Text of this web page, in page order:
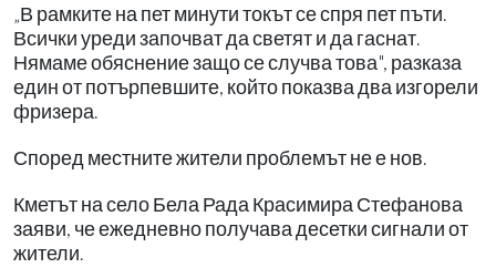
„В рамките на пет минути токът се спря пет пъти.
Всички уреди започват да светят и да гаснат.
Нямаме обяснение защо се случва това", разказа
един от потърпевшите, който показва два изгорели
фризера.
Според местните жители проблемът не е нов.
Кметът на село Бела Рада Красимира Стефанова
заяви, че ежедневно получава десетки сигнали от
жители.